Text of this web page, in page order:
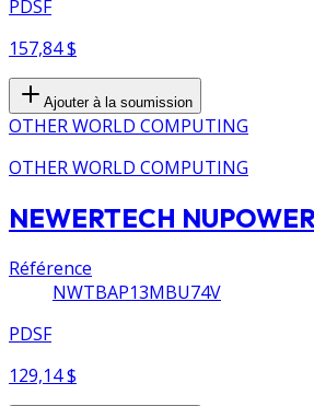
PDSF
157,84 $
Ajouter à la soumission
OTHER WORLD COMPUTING
OTHER WORLD COMPUTING
NEWERTECH
Référence
NWTBAP13MBU74V
PDSF
129,14 $